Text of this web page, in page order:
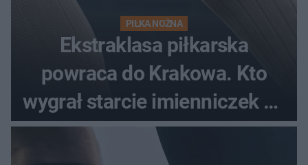
PIŁKA NOŻNA
Ekstraklasa piłkarska
powraca do Krakowa. Kto
wygrał starcie imienniczek na
pełnym stadionie